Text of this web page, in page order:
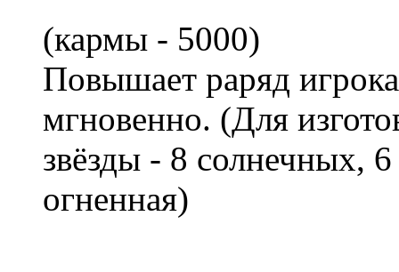
(кармы - 5000)
Повышает раряд
мгновенно. (Для
звёзды - 8 солнечных,
огненная)